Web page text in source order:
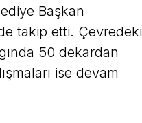
Başkan
takip etti. Çevredeki
50 dekardan
ise devam